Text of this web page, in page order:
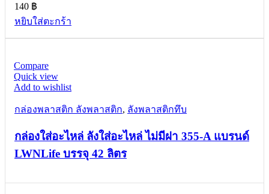
140 ฿
หยิบใส่ตะกร้า
Compare
Quick view
Add to wishlist
กล่องพลาสติก ลังพลาสติก, ลังพลาสติกทึบ
กล่องใส่อะไหล่ ลังใส่อะไหล่ ไม่มีฝา 355-A แบรนด์
LWNLife บรรจุ 42 ลิตร